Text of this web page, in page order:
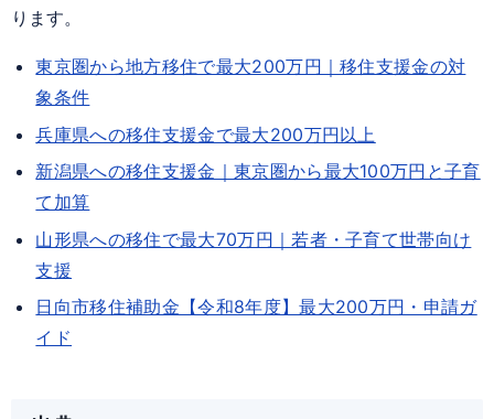
ります。
東京圏から地方移住で最大200万円｜移住支援金の対
象条件
兵庫県への移住支援金で最大200万円以上
新潟県への移住支援金｜東京圏から最大100万円と子育
て加算
山形県への移住で最大70万円｜若者・子育て世帯向け
支援
日向市移住補助金【令和8年度】最大200万円・申請ガ
イド